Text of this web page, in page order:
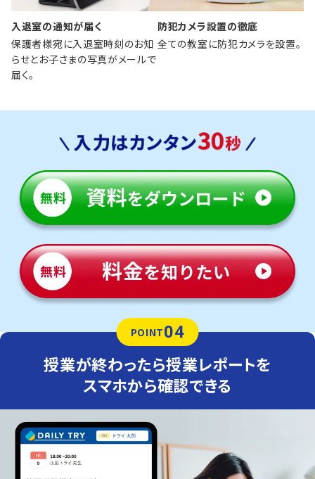
入退室の通知が届く
保護者様宛に入退室時刻のお知
らせとお子さまの写真がメールで
届く。
防犯カメラ設置の徹底
全ての教室に防犯カメラを設置。
POINT04
授業が終わったら授業レポートを
スマホから確認できる